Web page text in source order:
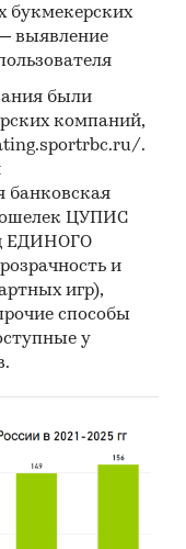
букмекерских
выявление
были
компаний,
.
банковская
ЦУПИС
ЕДИНОГО
и
игр),
способы
у